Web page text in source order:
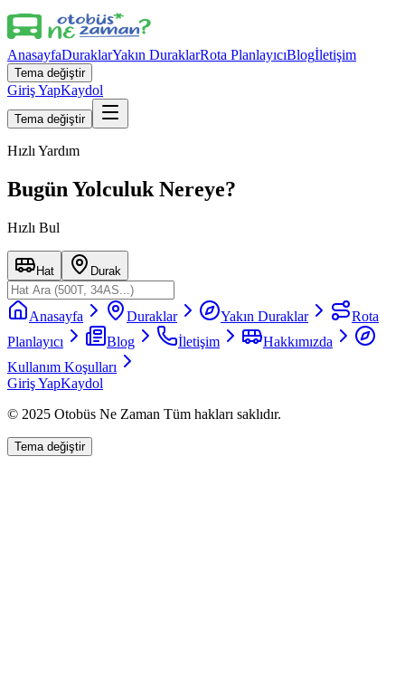
AnasayfaDuraklarYakın DuraklarRota PlanlayıcıBlogİletişim
Tema değiştir
Giriş YapKaydol
Tema değiştir
Hızlı Yardım
Bugün Yolculuk Nereye?
Hızlı Bul
Hat Durak
Anasayfa Duraklar Yakın Duraklar
Rota
Planlayıcı
Blog İletişim
Hakkımızda
Kullanım Koşulları
Giriş YapKaydol
© 2025 Otobüs Ne Zaman Tüm hakları saklıdır.
Tema değiştir